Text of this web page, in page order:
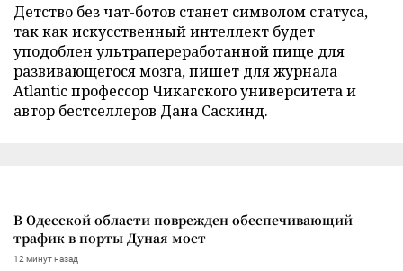
Детство без чат-ботов станет символом статуса,
так как искусственный интеллект будет
уподоблен ультрапереработанной пище для
развивающегося мозга, пишет для журнала
Atlantic профессор Чикагского университета и
автор бестселлеров Дана Саскинд.
В Одесской области поврежден обеспечивающий
трафик в порты Дуная мост
12 минут назад